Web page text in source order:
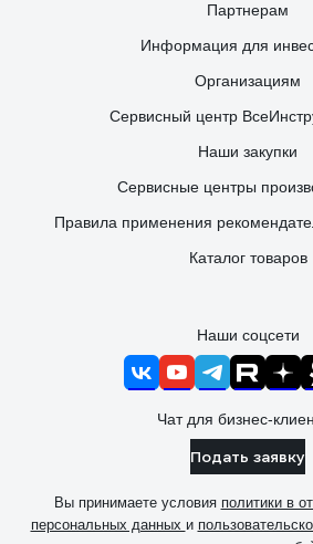
Партнерам
Информация для
Организациям
Сервисный центр
Наши закупки
Сервисные центры
Правила применения
Каталог товаров
Наши соцсети
Чат для бизнес-
Подать заявку
Вы принимаете условия политики в
персональных данных и